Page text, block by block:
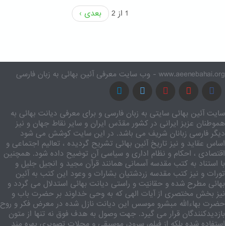
1 از 2
بعدی ›
www.aeenebahai.org - وب سایت معرفی آئین بهائی به زبان فارسی
سایت آئین بهائی سایتی به زبان فارسی و برای معرفی دیانت بهائی به
هموطنان عزیز ایرانی در کشور مقدّس ایران و سایر نقاط جهان و نیز
دیگر فارسی زبانان شریف می باشد. در این سایت کوشش می شود
اساس عقاید و نیز تاریخ آئین بهائی تشریح گردیده ، تعالیم اجتماعی و
اقتصادی ، احکام و نظام اداری و سیاسی آن توضیح داده شود. همچنین
با استناد به کتب مقدسه آسمانی همانند قرآن مجید و انجیل جلیل و
تورات و نیز کتب مقدسه زردشتیان بشارات و وعود این کتب به آئین
بهائی مطرح شده و حقانیّت و راستی دیانت بهائی استدلال می گردد و
نیز بخش مختصری از آیات الهی که به وحی خداوند بر حضرت باب و
حضرت بهاءالله مبشرو موسس این دیانت نازل شده در معرض فکر و روح
بازدیدکنندگان قرار می گیرد. جهت وصول به هدف فوق نه تنها از متون